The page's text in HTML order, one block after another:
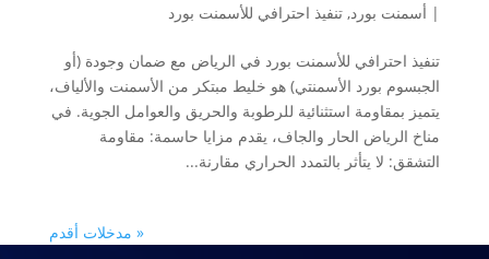
| أسمنت بورد, تنفيذ احترافي للأسمنت بورد
تنفيذ احترافي للأسمنت بورد في الرياض مع ضمان وجودة (أو
الجبسوم بورد الأسمنتي) هو خليط مبتكر من الأسمنت والألياف،
يتميز بمقاومة استثنائية للرطوبة والحريق والعوامل الجوية. في
مناخ الرياض الحار والجاف، يقدم مزايا حاسمة: مقاومة
التشقق: لا يتأثر بالتمدد الحراري مقارنة...
« مدخلات أقدم